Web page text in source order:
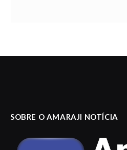
SOBRE O AMARAJI NOTÍCIA